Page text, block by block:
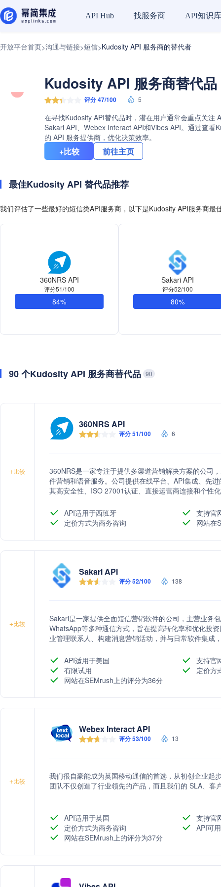
API Hub 找服务商 API知识库
开放平台首页>沟通与链接>短信>Kudosity API 服务商的替代者
Kudosity API 服务商替代
评分 47/100 5
在寻找Kudosity API替代品时，潜在用户通常会重点关注
Sakari API、Webex Interact API和Vibes API。通过查看
的 API 服务提供商，优化决策效率。
+比较 前往主页
最佳Kudosity API 替代品推荐
我们评估了一些最好的短信类API服务商，以下是Kudosity API服务商最
360NRS API
评分51/100
84%
Sakari API
评分52/100
80%
90 个Kudosity API 服务商替代品 90
+比较
360NRS API
评分 51/100 6
360NRS是一家专注于提供多渠道营销解决方案的公司
件营销和语音服务。公司提供在线平台、API集成、先
其高安全性、ISO 27001认证、直接运营商连接和个性
API适用于西班牙
支持官
定价方式为商务咨询
网站在
+比较
Sakari API
评分 52/100 138
Sakari是一家提供全面短信营销软件的公司，主营业务
WhatsApp等多种通信方式，旨在提高转化率和优化投
业管理联系人、构建消息营销活动，并与日常软件集成
API适用于美国
支持官
有限试用
定价方
网站在SEMrush上的评分为36分
+比较
Webex Interact API
评分 53/100 13
我们很自豪能成为英国移动通信的首选，从初创企业起
团队不仅创造了行业领先的产品，而且我们的 SLA、客
API适用于英国
支持官
定价方式为商务咨询
API可
网站在SEMrush上的评分为37分